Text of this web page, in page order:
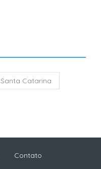
Santa Catarina
Contato